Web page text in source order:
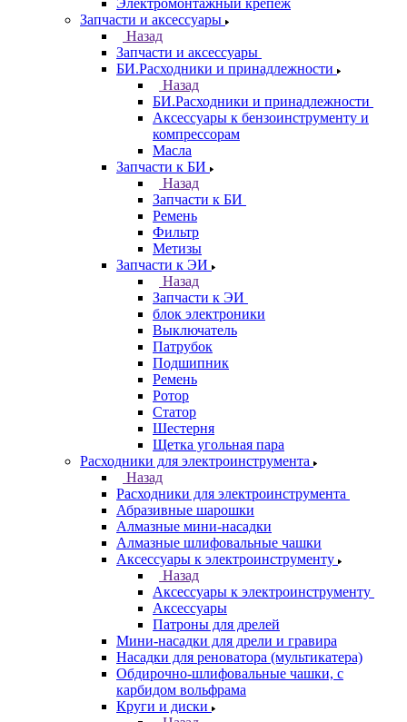
Электромонтажный крепеж
Запчасти и аксессуары
Назад
Запчасти и аксессуары
БИ.Расходники и принадлежности
Назад
БИ.Расходники и принадлежности
Аксессуары к бензоинструменту и
компрессорам
Масла
Запчасти к БИ
Назад
Запчасти к БИ
Ремень
Фильтр
Метизы
Запчасти к ЭИ
Назад
Запчасти к ЭИ
блок электроники
Выключатель
Патрубок
Подшипник
Ремень
Ротор
Статор
Шестерня
Щетка угольная пара
Расходники для электроинструмента
Назад
Расходники для электроинструмента
Абразивные шарошки
Алмазные мини-насадки
Алмазные шлифовальные чашки
Аксессуары к электроинструменту
Назад
Аксессуары к электроинструменту
Аксессуары
Патроны для дрелей
Мини-насадки для дрели и гравира
Насадки для реноватора (мультикатера)
Обдирочно-шлифовальные чашки, с
карбидом вольфрама
Круги и диски